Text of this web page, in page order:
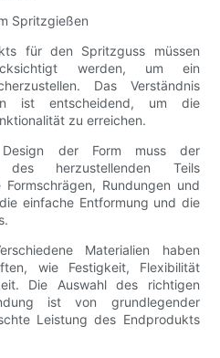
Spritzgießen
für den Spritzguss müssen
werden, um ein
Das Verständnis
ist entscheidend, um die
zu erreichen.
der Form muss der
des herzustellenden Teils
Rundungen und
einfache Entformung und die
Materialien haben
wie Festigkeit, Flexibilität
Die Auswahl des richtigen
ist von grundlegender
Leistung des Endprodukts